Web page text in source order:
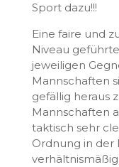
Sport dazu!!!
Eine faire und
Niveau
jeweiligen
Mannschaften
gefällig heraus
Mannschaften
taktisch sehr
Ordnung in der